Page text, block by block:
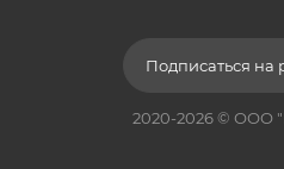
Подписаться на
2020-2026 © ООО